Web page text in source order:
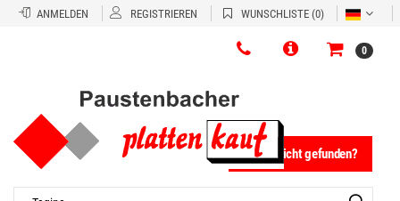
ANMELDEN REGISTRIEREN WUNSCHLISTE (0)
0
Fliese nicht gefunden?